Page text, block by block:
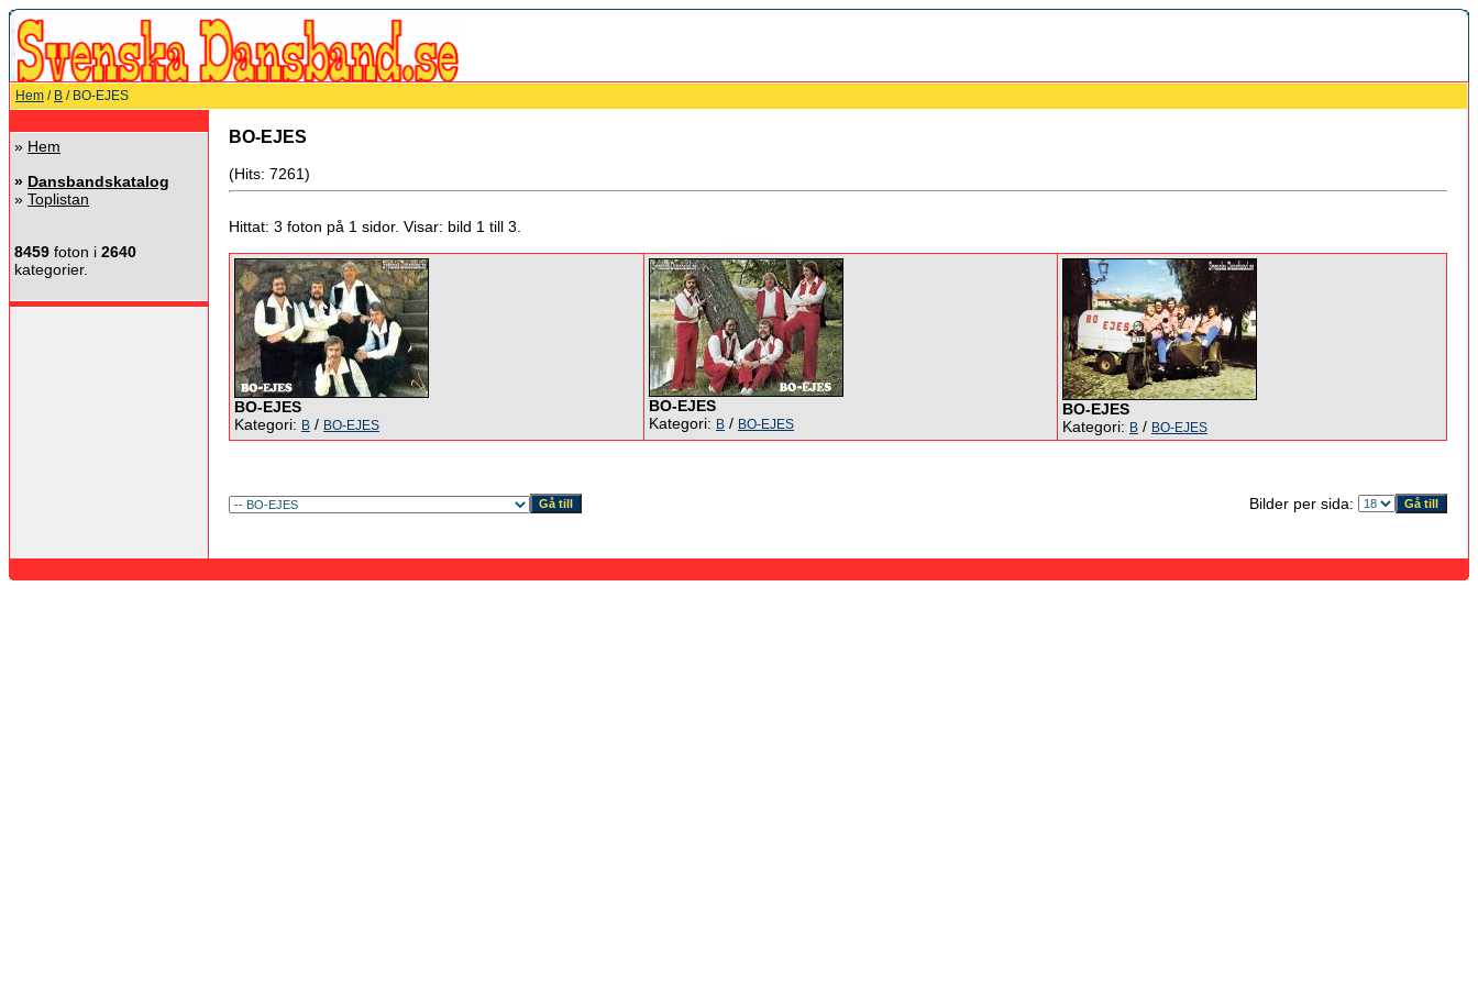
Hem / B / BO-EJES
» Hem
» Dansbandskatalog
» Toplistan
8459 foton i 2640
kategorier.
BO-EJES
(Hits: 7261)
Hittat: 3 foton på 1 sidor. Visar: bild 1 till 3.
BO-EJES
Kategori: B / BO-EJES
BO-EJES
Kategori: B / BO-EJES
BO-EJES
Kategori: B / BO-EJES
Bilder per sida: